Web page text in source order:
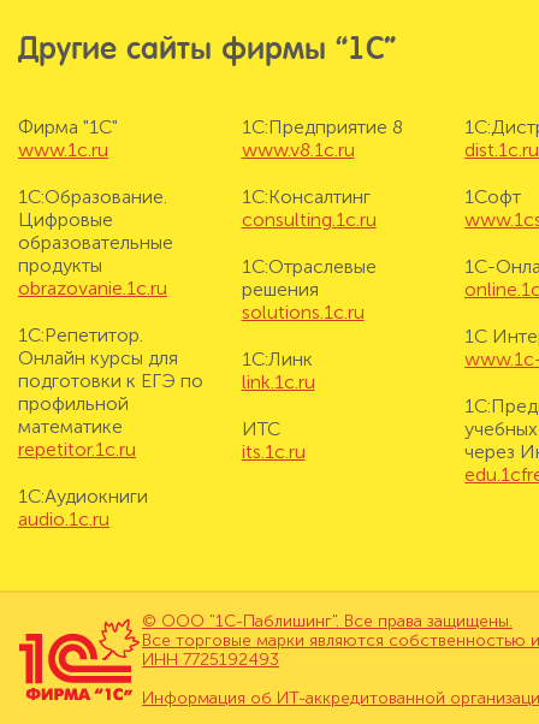
Другие сайты фирмы “1С”
Фирма "1С"
www.1c.ru
1С:Образование.
Цифровые
образовательные
продукты
obrazovanie.1c.ru
1С:Репетитор.
Онлайн курсы для
подготовки к ЕГЭ по
профильной
математике
repetitor.1c.ru
1С:Аудиокниги
audio.1c.ru
1С:Предприятие 8
www.v8.1c.ru
1С:Консалтинг
consulting.1c.ru
1С:Отраслевые
решения
solutions.1c.ru
1С:Линк
link.1c.ru
ИТС
its.1c.ru
dist.1c.ru
1Софт
1С-
1С
через
© ООО "1С-Паблишинг". Все права защищены.
Все торговые марки являются собственностью
ИНН 7725192493
Информация об ИТ-аккредитованной